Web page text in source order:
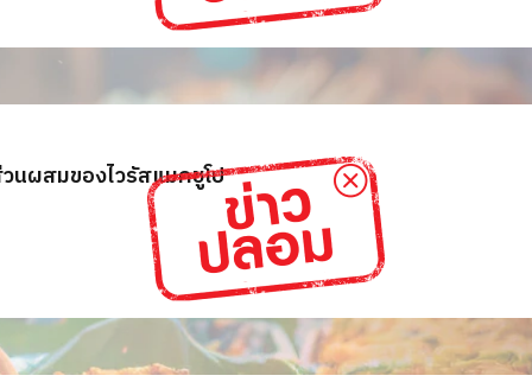
นผสมของไวรัสแมคชูโป